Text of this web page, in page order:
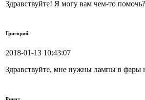
Здравствуйте! Я могу вам чем-то помочь?
Григорий
2018-01-13 10:43:07
Здравствуйте, мне нужны лампы в фары